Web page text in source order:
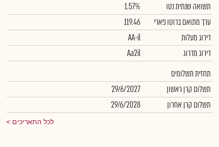
תשואה שנתית נטו
1.57%
ערך מתואם ברוטו פארי
119.46
דירוג מעלות
AA-il
דירוג מדרוג
Aa2il
תחזית תשלומים
תשלום קרן ראשון
29/6/2027
תשלום קרן אחרון
29/6/2028
לכל התאריכים